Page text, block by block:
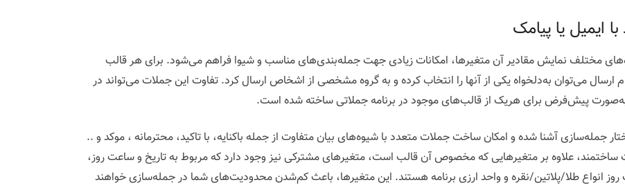
ایمیل یا پیامک
مختلف نمایش مقادیر آن متغیرها، امکانات زیادی جهت جمله‌بندی‌های مناسب و شیوا فراهم می‌شود. برای هر قالب
می‌توان به‌دلخواه یکی از آنها را انتخاب کرده و به گروه مشخصی از اشخاص ارسال کرد. تفاوت این جملات می‌تواند در
پیش‌فرض برای هریک از قالب‌های موجود در برنامه جملاتی ساخته شده است.
جمله‌سازی آشنا شده و امکان ساخت جملات متعدد با شیوه‌های بیان متفاوت از جمله باکنایه، با تاکید، محترمانه ، موکد و ..
علاوه بر متغیرهایی که مخصوص آن قالب است، متغیرهای مشترکی نیز وجود دارد که مربوط به تاریخ و ساعت روز،
انواع طلا/پلاتین/نقره و واحد ارزی برنامه هستند. این متغیرها، باعث کم‌شدن محدودیت‌های شما در جمله‌سازی خواهند